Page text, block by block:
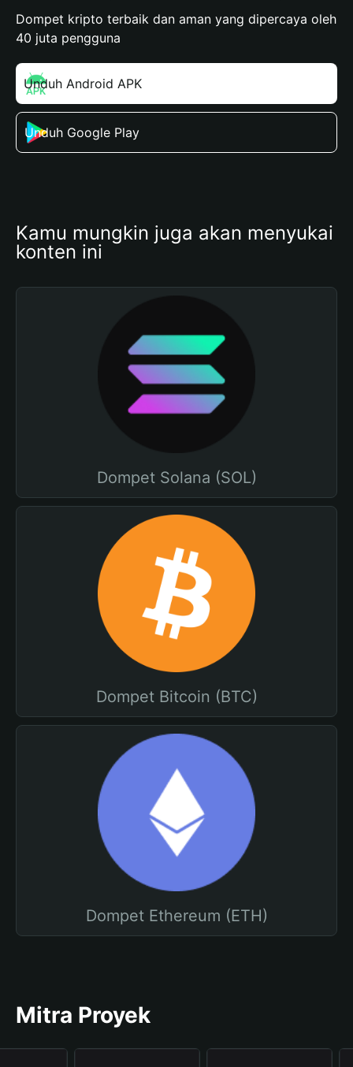
Dompet kripto terbaik dan aman yang dipercaya oleh
40 juta pengguna
Unduh Android APK
Unduh Google Play
Kamu mungkin juga akan menyukai
konten ini
Dompet Solana (SOL)
Dompet Bitcoin (BTC)
Dompet Ethereum (ETH)
Mitra Proyek